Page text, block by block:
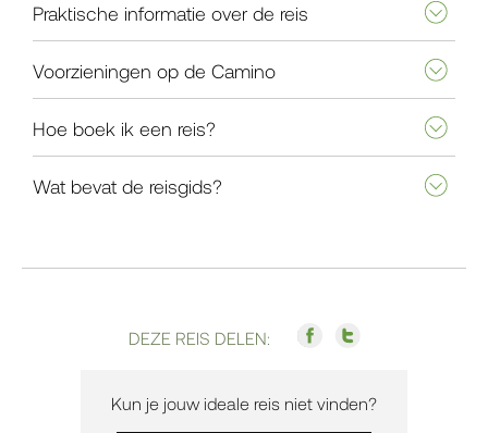
Praktische informatie over de reis
Voorzieningen op de Camino
Hoe boek ik een reis?
Wat bevat de reisgids?
DEZE REIS DELEN:
Kun je jouw ideale reis niet vinden?